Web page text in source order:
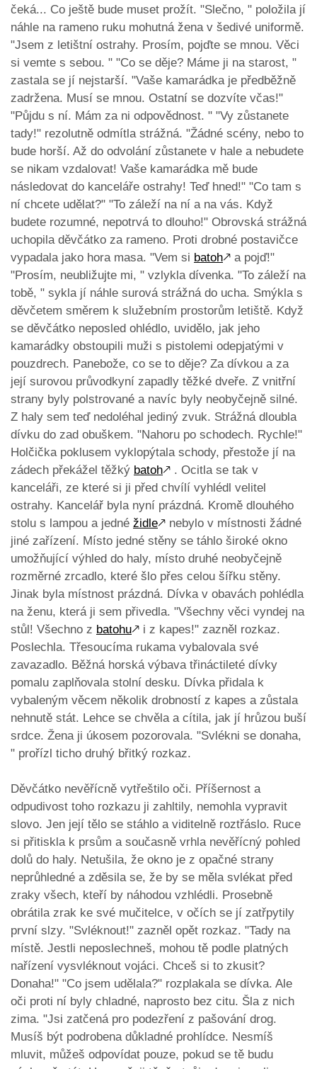
čeká... Co ještě bude muset prožít. "Slečno, " položila jí
náhle na rameno ruku mohutná žena v šedivé uniformě.
"Jsem z letištní ostrahy. Prosím, pojďte se mnou. Věci
si vemte s sebou. " "Co se děje? Máme ji na starost, "
zastala se jí nejstarší. "Vaše kamarádka je předběžně
zadržena. Musí se mnou. Ostatní se dozvíte včas!"
"Půjdu s ní. Mám za ni odpovědnost. " "Vy zůstanete
tady!" rezolutně odmítla strážná. "Žádné scény, nebo to
bude horší. Až do odvolání zůstanete v hale a nebudete
se nikam vzdalovat! Vaše kamarádka mě bude
následovat do kanceláře ostrahy! Teď hned!" "Co tam s
ní chcete udělat?" "To záleží na ní a na vás. Když
budete rozumné, nepotrvá to dlouho!" Obrovská strážná
uchopila děvčátko za rameno. Proti drobné postavičce
vypadala jako hora masa. "Vem si batoh🡕 a pojď!"
"Prosím, neubližujte mi, " vzlykla dívenka. "To záleží na
tobě, " sykla jí náhle surová strážná do ucha. Smýkla s
děvčetem směrem k služebním prostorům letiště. Když
se děvčátko neposled ohlédlo, uvidělo, jak jeho
kamarádky obstoupili muži s pistolemi odepjatými v
pouzdrech. Panebože, co se to děje? Za dívkou a za
její surovou průvodkyní zapadly těžké dveře. Z vnitřní
strany byly polstrované a navíc byly neobyčejně silné.
Z haly sem teď nedoléhal jediný zvuk. Strážná dloubla
dívku do zad obuškem. "Nahoru po schodech. Rychle!"
Holčička poklusem vyklopýtala schody, přestože jí na
zádech překážel těžký batoh🡕 . Ocitla se tak v
kanceláři, ze které si ji před chvílí vyhlédl velitel
ostrahy. Kancelář byla nyní prázdná. Kromě dlouhého
stolu s lampou a jedné židle🡕 nebylo v místnosti žádné
jiné zařízení. Místo jedné stěny se táhlo široké okno
umožňující výhled do haly, místo druhé neobyčejně
rozměrné zrcadlo, které šlo přes celou šířku stěny.
Jinak byla místnost prázdná. Dívka v obavách pohlédla
na ženu, která ji sem přivedla. "Všechny věci vyndej na
stůl! Všechno z batohu🡕 i z kapes!" zazněl rozkaz.
Poslechla. Třesoucíma rukama vybalovala své
zavazadlo. Běžná horská výbava třináctileté dívky
pomalu zaplňovala stolní desku. Dívka přidala k
vybaleným věcem několik drobností z kapes a zůstala
nehnutě stát. Lehce se chvěla a cítila, jak jí hrůzou buší
srdce. Žena ji úkosem pozorovala. "Svlékni se donaha,
" prořízl ticho druhý břitký rozkaz.
Děvčátko nevěřícně vytřeštilo oči. Příšernost a
odpudivost toho rozkazu ji zahltily, nemohla vypravit
slovo. Jen její tělo se stáhlo a viditelně roztřáslo. Ruce
si přitiskla k prsům a současně vrhla nevěřícný pohled
dolů do haly. Netušila, že okno je z opačné strany
neprůhledné a zděsila se, že by se měla svlékat před
zraky všech, kteří by náhodou vzhlédli. Prosebně
obrátila zrak ke své mučitelce, v očích se jí zatřpytily
první slzy. "Svléknout!" zazněl opět rozkaz. "Tady na
místě. Jestli neposlechneš, mohou tě podle platných
nařízení vysvléknout vojáci. Chceš si to zkusit?
Donaha!" "Co jsem udělala?" rozplakala se dívka. Ale
oči proti ní byly chladné, naprosto bez citu. Šla z nich
zima. "Jsi zatčená pro podezření z pašování drog.
Musíš být podrobena důkladné prohlídce. Nesmíš
mluvit, můžeš odpovídat pouze, pokud se tě budu